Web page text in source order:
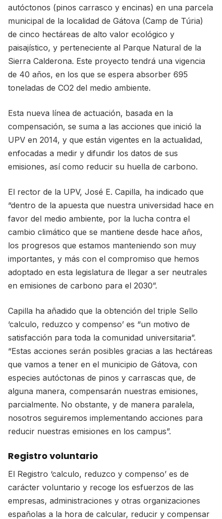
autóctonos (pinos carrasco y encinas) en una parcela
municipal de la localidad de Gátova (Camp de Túria)
de cinco hectáreas de alto valor ecológico y
paisajístico, y perteneciente al Parque Natural de la
Sierra Calderona. Este proyecto tendrá una vigencia
de 40 años, en los que se espera absorber 695
toneladas de CO2 del medio ambiente.
Esta nueva línea de actuación, basada en la
compensación, se suma a las acciones que inició la
UPV en 2014, y que están vigentes en la actualidad,
enfocadas a medir y difundir los datos de sus
emisiones, así como reducir su huella de carbono.
El rector de la UPV, José E. Capilla, ha indicado que
“dentro de la apuesta que nuestra universidad hace en
favor del medio ambiente, por la lucha contra el
cambio climático que se mantiene desde hace años,
los progresos que estamos manteniendo son muy
importantes, y más con el compromiso que hemos
adoptado en esta legislatura de llegar a ser neutrales
en emisiones de carbono para el 2030”.
Capilla ha añadido que la obtención del triple Sello
‘calculo, reduzco y compenso’ es “un motivo de
satisfacción para toda la comunidad universitaria”.
“Estas acciones serán posibles gracias a las hectáreas
que vamos a tener en el municipio de Gátova, con
especies autóctonas de pinos y carrascas que, de
alguna manera, compensarán nuestras emisiones,
parcialmente. No obstante, y de manera paralela,
nosotros seguiremos implementando acciones para
reducir nuestras emisiones en los campus”.
Registro voluntario
El Registro ‘calculo, reduzco y compenso’ es de
carácter voluntario y recoge los esfuerzos de las
empresas, administraciones y otras organizaciones
españolas a la hora de calcular, reducir y compensar